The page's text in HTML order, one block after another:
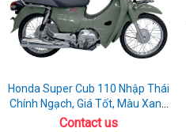
Honda Super Cub 110 Nhập Thái
Chính Ngạch, Giá Tốt, Màu Xanh
Rêu
Contact us